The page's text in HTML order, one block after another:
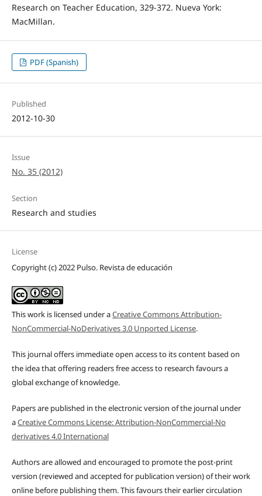
Research on Teacher Education, 329-372. Nueva York:
MacMillan.
PDF (Spanish)
Published
2012-10-30
Issue
No. 35 (2012)
Section
Research and studies
License
Copyright (c) 2022 Pulso. Revista de educación
This work is licensed under aCreative Commons Attribution-
NonCommercial-NoDerivatives 3.0 Unported License.
This journal offers immediate open access to its content based on
the idea that offering readers free access to research favours a
global exchange of knowledge.
Papers are published in the electronic version of the journal under
aCreative Commons License: Attribution-NonCommercial-No
derivatives 4.0 International
Authors are allowed and encouraged to promote the post-print
version (reviewed and accepted for publication version) of their work
online before publishing them. This favours their earlier circulation